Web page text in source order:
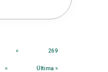
« 269
» Última »